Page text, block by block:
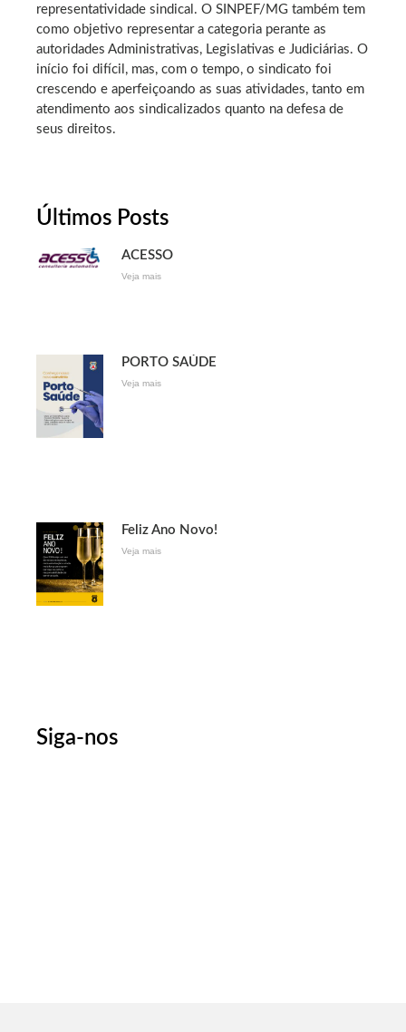
representatividade sindical. O SINPEF/MG também tem
como objetivo representar a categoria perante as
autoridades Administrativas, Legislativas e Judiciárias. O
início foi difícil, mas, com o tempo, o sindicato foi
crescendo e aperfeiçoando as suas atividades, tanto em
atendimento aos sindicalizados quanto na defesa de
seus direitos.
Últimos Posts
ACESSO
Veja mais
PORTO SAÚDE
Veja mais
Feliz Ano Novo!
Veja mais
Siga-nos